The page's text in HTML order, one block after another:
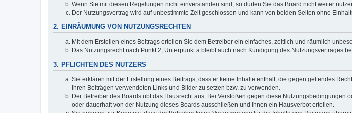
Wenn Sie mit diesen Regelungen nicht einverstanden sind, so dürfen Sie das Board nicht weiter
Der Nutzungsvertrag wird auf unbestimmte Zeit geschlossen und kann von beiden Seiten ohne
2. EINRÄUMUNG VON NUTZUNGSRECHTEN
Mit dem Erstellen eines Beitrags erteilen Sie dem Betreiber ein einfaches, zeitlich und räumlich
Das Nutzungsrecht nach Punkt 2, Unterpunkt a bleibt auch nach Kündigung des Nutzungsvertrages
3. PFLICHTEN DES NUTZERS
Sie erklären mit der Erstellung eines Beitrags, dass er keine Inhalte enthält, die gegen geltendes
Ihren Beiträgen verwendeten Links und Bilder zu setzen bzw. zu verwenden.
Der Betreiber des Boards übt das Hausrecht aus. Bei Verstößen gegen diese
oder dauerhaft von der Nutzung dieses Boards ausschließen und Ihnen ein Hausverbot erteilen.